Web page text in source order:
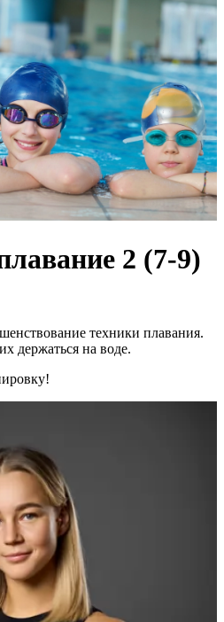
2 (7-9)
техники плавания.
держаться на воде.